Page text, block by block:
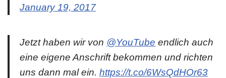
January 19, 2017
Jetzt haben wir von @YouTube endlich auch
eine eigene Anschrift bekommen und richten
uns dann mal ein. https://t.co/6WsQdHOr63